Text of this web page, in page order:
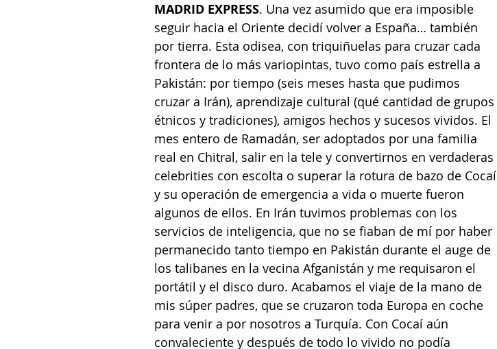
MADRID EXPRESS. Una vez asumido que era imposible
seguir hacia el Oriente decidí volver a España… también
por tierra. Esta odisea, con triquiñuelas para cruzar cada
frontera de lo más variopintas, tuvo como país estrella a
Pakistán: por tiempo (seis meses hasta que pudimos
cruzar a Irán), aprendizaje cultural (qué cantidad de grupos
étnicos y tradiciones), amigos hechos y sucesos vividos. El
mes entero de Ramadán, ser adoptados por una familia
real en Chitral, salir en la tele y convertirnos en verdaderas
celebrities con escolta o superar la rotura de bazo de Cocaí
y su operación de emergencia a vida o muerte fueron
algunos de ellos. En Irán tuvimos problemas con los
servicios de inteligencia, que no se fiaban de mí por haber
permanecido tanto tiempo en Pakistán durante el auge de
los talibanes en la vecina Afganistán y me requisaron el
portátil y el disco duro. Acabamos el viaje de la mano de
mis súper padres, que se cruzaron toda Europa en coche
para venir a por nosotros a Turquía. Con Cocaí aún
convaleciente y después de todo lo vivido no podía